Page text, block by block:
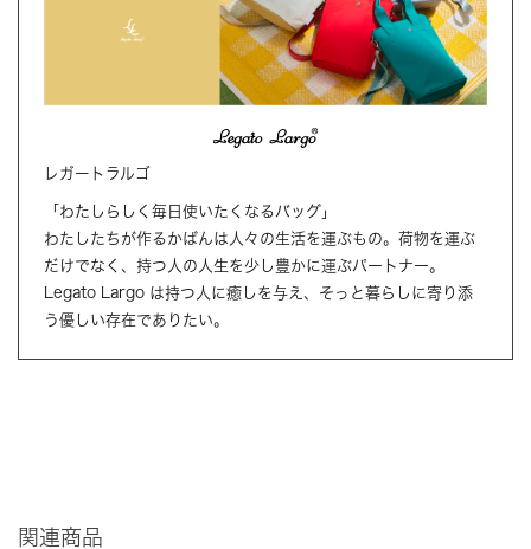
レガートラルゴ
「わたしらしく毎日使いたくなるバッグ」
わたしたちが作るかばんは人々の生活を運ぶもの。荷物を運ぶ
だけでなく、持つ人の人生を少し豊かに運ぶパートナー。
Legato Largo は持つ人に癒しを与え、そっと暮らしに寄り添
う優しい存在でありたい。
関連商品